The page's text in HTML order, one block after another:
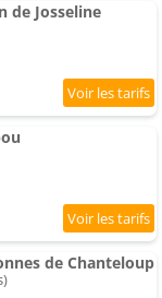
de Josseline
de Chanteloup